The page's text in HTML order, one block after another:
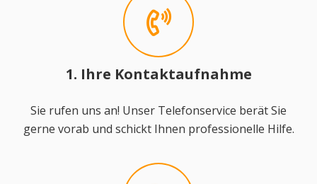
1. Ihre Kontaktaufnahme
Sie rufen uns an! Unser Telefonservice berät Sie
gerne vorab und schickt Ihnen professionelle Hilfe.